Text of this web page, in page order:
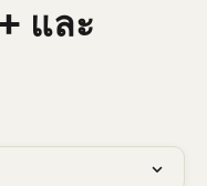
และ